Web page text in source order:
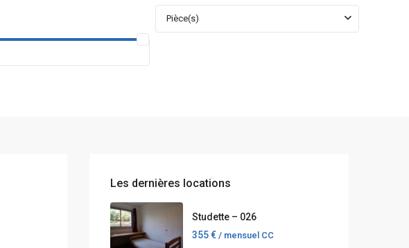
Pièce(s)
Les dernières locations
Studette – 026
355 € / mensuel CC